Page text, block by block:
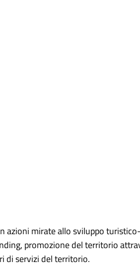
azioni mirate allo sviluppo
promozione del territorio
di servizi del territorio.